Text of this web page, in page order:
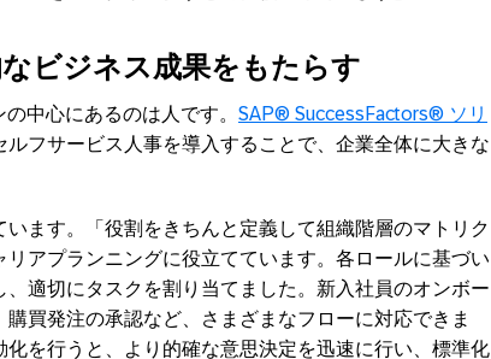
ビジネス成果をもたらす
中心にあるのは人です。 SAP® SuccessFactors® ソリ
ルフサービス人事を導入することで、企業全体に大きな
ます。「役割をきちんと定義して組織階層のマトリク
アプランニングに役立てています。各ロールに基づい
適切にタスクを割り当てました。新入社員のオンボー
買発注の承認など、さまざまなフローに対応できま
を行うと、より的確な意思決定を迅速に行い、標準化